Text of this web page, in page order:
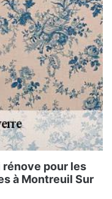
rénove pour les
à Montreuil Sur